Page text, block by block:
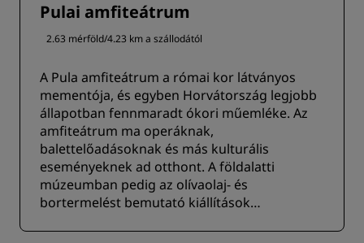
Pulai amfiteátrum
2.63 mérföld/4.23 km a szállodától
A Pula amfiteátrum a római kor látványos
mementója, és egyben Horvátország legjobb
állapotban fennmaradt ókori műemléke. Az
amfiteátrum ma operáknak,
balettelőadásoknak és más kulturális
eseményeknek ad otthont. A földalatti
múzeumban pedig az olívaolaj- és
bortermelést bemutató kiállítások